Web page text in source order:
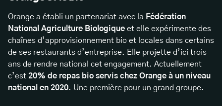
Orange a établi un partenariat avec la Fédération
National Agriculture Biologique et elle expérimente des
chaînes d’approvisionnement bio et locales dans certains
de ses restaurants d’entreprise. Elle projette d’ici trois
ans de rendre national cet engagement. Actuellement
c’est 20% de repas bio servis chez Orange à un niveau
national en 2020. Une première pour un grand groupe.